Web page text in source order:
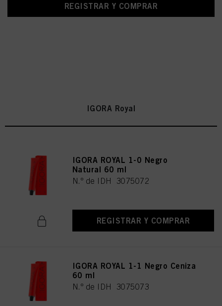
REGISTRAR Y COMPRAR
IGORA Royal
IGORA ROYAL 1-0 Negro
Natural 60 ml
N.º de IDH 3075072
REGISTRAR Y COMPRAR
IGORA ROYAL 1-1 Negro Ceniza
60 ml
N.º de IDH 3075073